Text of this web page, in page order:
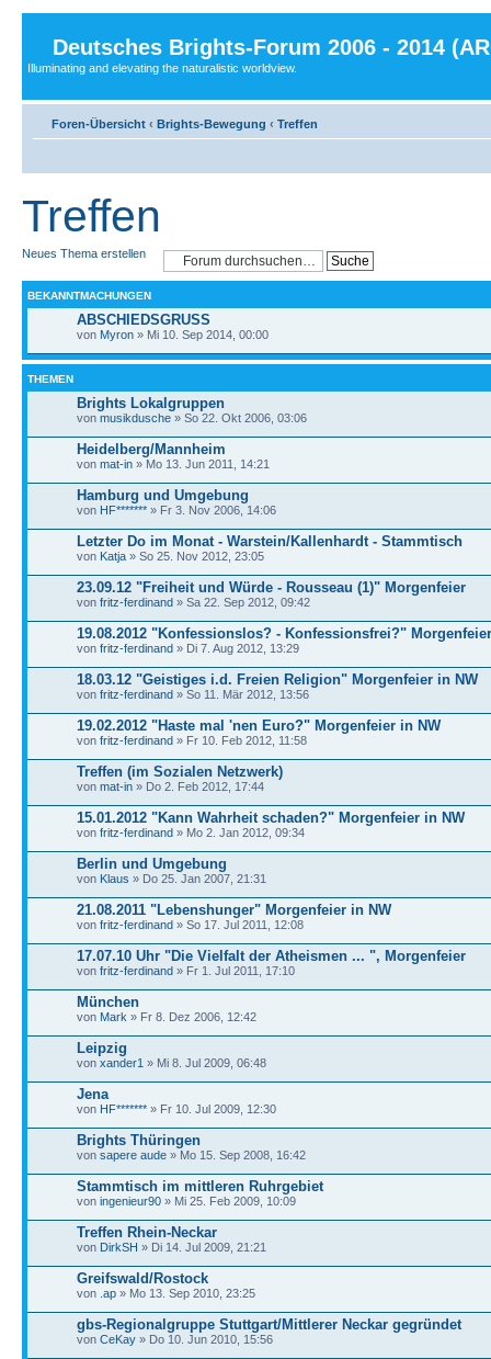
Deutsches Brights-Forum 2006 - 2014
Illuminating and elevating the naturalistic worldview.
Foren-Übersicht ‹ Brights-Bewegung ‹ Treffen
Treffen
Neues Thema erstellen
BEKANNTMACHUNGEN
ABSCHIEDSGRUSS
von Myron » Mi 10. Sep 2014, 00:00
THEMEN
Brights Lokalgruppen
von musikdusche » So 22. Okt 2006, 03:06
Heidelberg/Mannheim
von mat-in » Mo 13. Jun 2011, 14:21
Hamburg und Umgebung
von HF******* » Fr 3. Nov 2006, 14:06
Letzter Do im Monat - Warstein/Kallenhardt - Stammtisch
von Katja » So 25. Nov 2012, 23:05
23.09.12 "Freiheit und Würde - Rousseau (1)" Morgenfeier
von fritz-ferdinand » Sa 22. Sep 2012, 09:42
19.08.2012 "Konfessionslos? - Konfessionsfrei?" Morgenfeier
von fritz-ferdinand » Di 7. Aug 2012, 13:29
18.03.12 "Geistiges i.d. Freien Religion" Morgenfeier in NW
von fritz-ferdinand » So 11. Mär 2012, 13:56
19.02.2012 "Haste mal 'nen Euro?" Morgenfeier in NW
von fritz-ferdinand » Fr 10. Feb 2012, 11:58
Treffen (im Sozialen Netzwerk)
von mat-in » Do 2. Feb 2012, 17:44
15.01.2012 "Kann Wahrheit schaden?" Morgenfeier in NW
von fritz-ferdinand » Mo 2. Jan 2012, 09:34
Berlin und Umgebung
von Klaus » Do 25. Jan 2007, 21:31
21.08.2011 "Lebenshunger" Morgenfeier in NW
von fritz-ferdinand » So 17. Jul 2011, 12:08
17.07.10 Uhr "Die Vielfalt der Atheismen ... ", Morgenfeier
von fritz-ferdinand » Fr 1. Jul 2011, 17:10
München
von Mark » Fr 8. Dez 2006, 12:42
Leipzig
von xander1 » Mi 8. Jul 2009, 06:48
Jena
von HF******* » Fr 10. Jul 2009, 12:30
Brights Thüringen
von sapere aude » Mo 15. Sep 2008, 16:42
Stammtisch im mittleren Ruhrgebiet
von ingenieur90 » Mi 25. Feb 2009, 10:09
Treffen Rhein-Neckar
von DirkSH » Di 14. Jul 2009, 21:21
Greifswald/Rostock
von .ap » Mo 13. Sep 2010, 23:25
gbs-Regionalgruppe Stuttgart/Mittlerer Neckar gegründet
von CeKay » Do 10. Jun 2010, 15:56